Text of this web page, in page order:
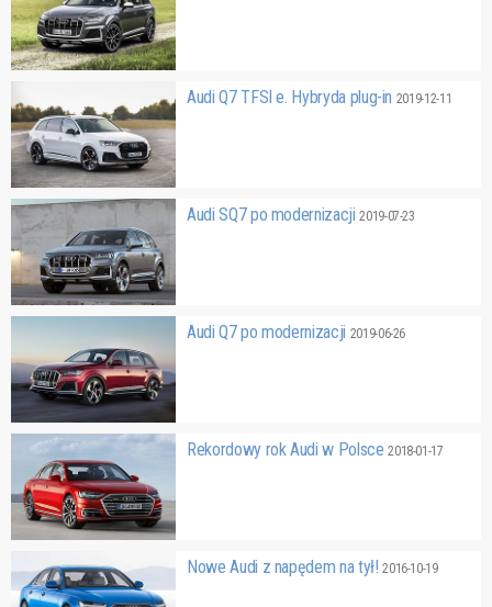
Audi Q7 TFSI e. Hybryda plug-in 2019-12-11
Audi SQ7 po modernizacji2019-07-23
Audi Q7 po modernizacji 2019-06-26
Rekordowy rok Audi w Polsce2018-01-17
Nowe Audi z napędem na tył!2016-10-19